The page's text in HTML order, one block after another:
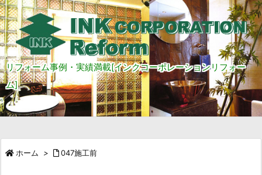
リフォーム事例・実績満載[インクコーポレーションリフォー
ム]
ホーム > 047施工前